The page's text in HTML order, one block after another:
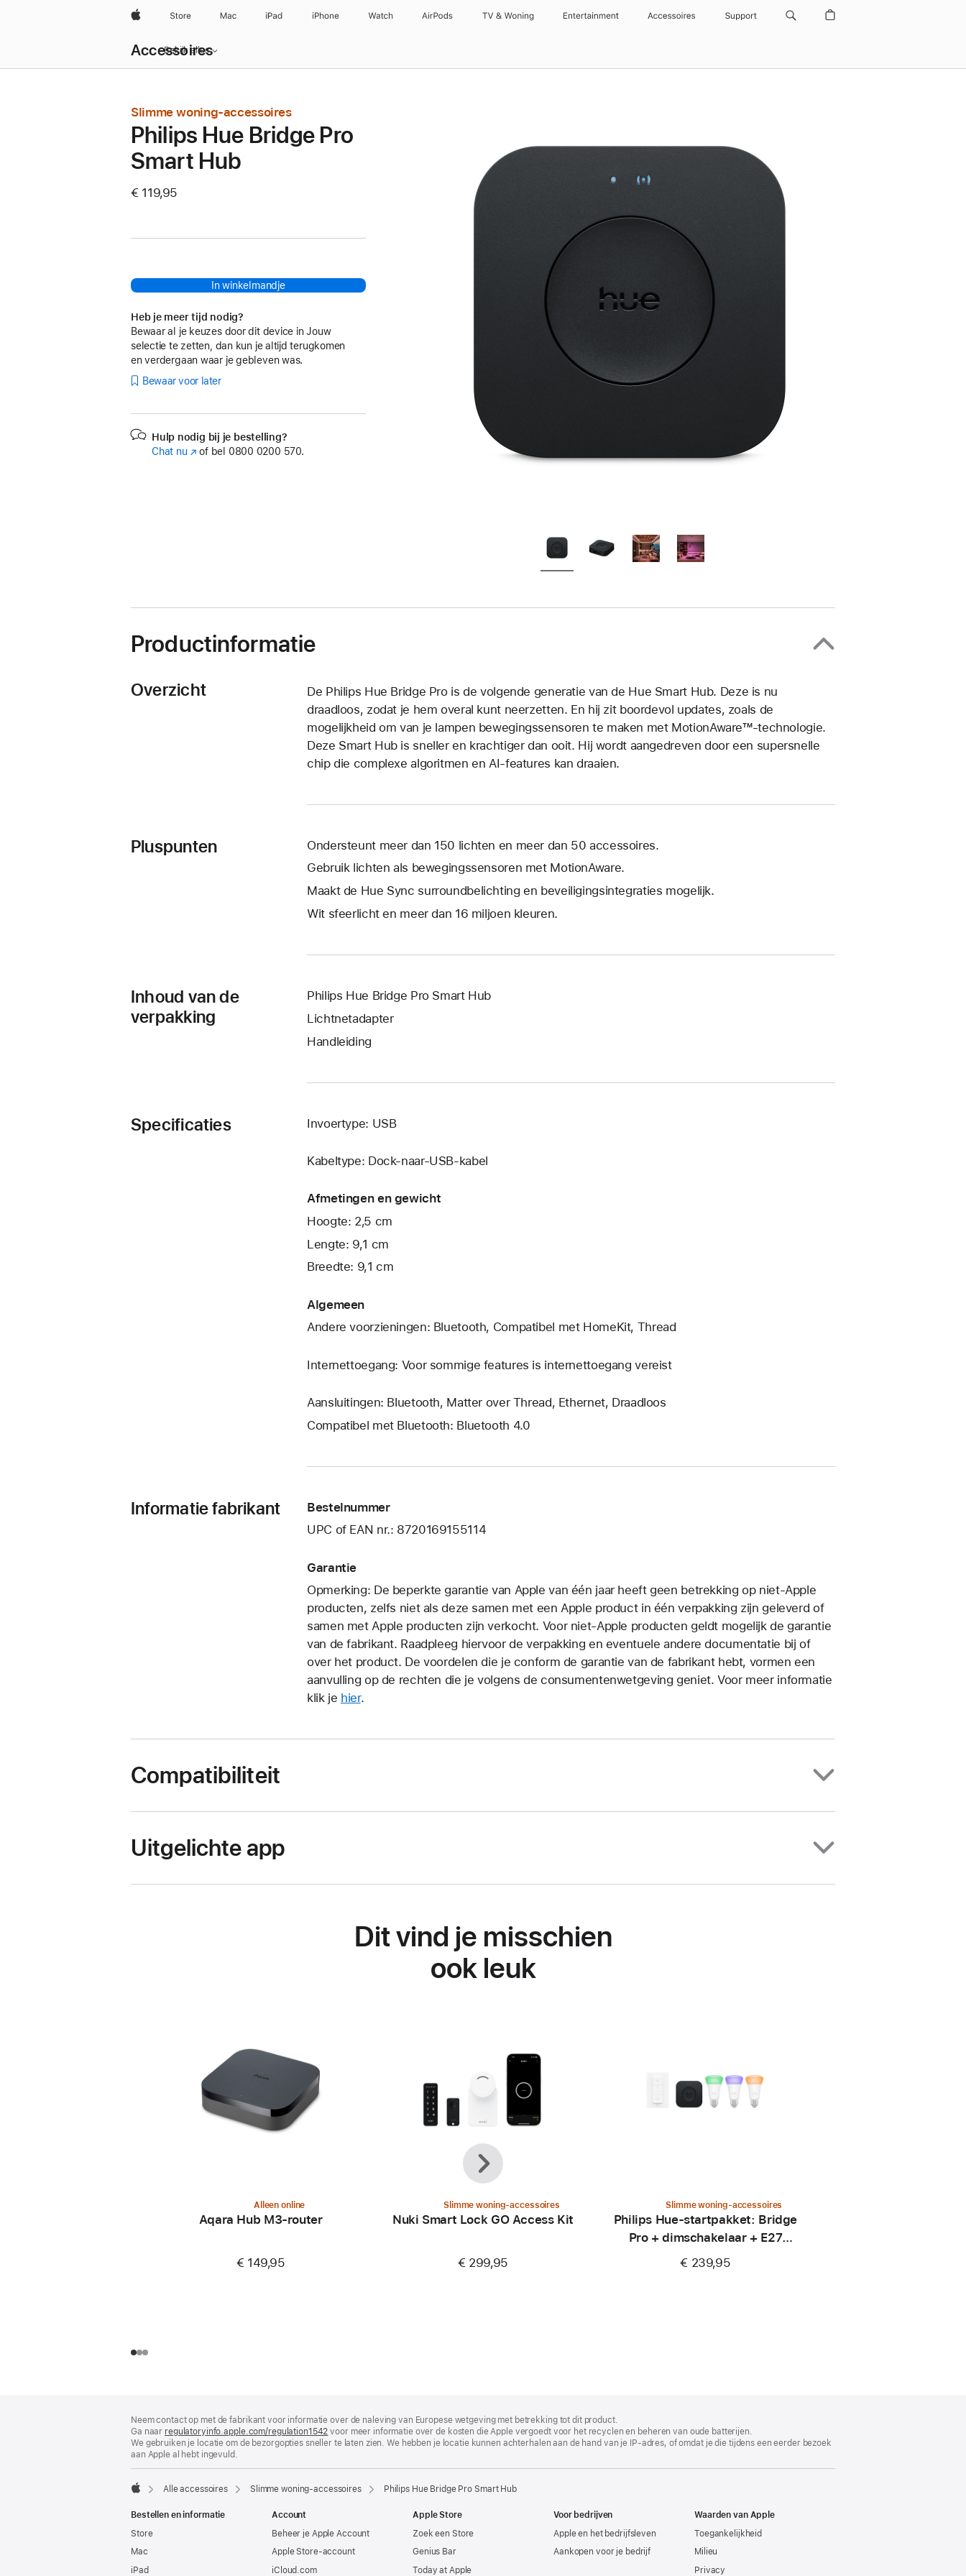
AppleStore Mac iPad iPhone Watch AirPods TV & Woning Entertainment Accessoires Support
Accessoires
Menu
Bekijk alles
Slimme woning-accessoires
Philips Hue Bridge Pro
Smart Hub
€ 119,95
In winkelmandje
Heb je meer tijd nodig?
Bewaar al je keuzes door dit device in Jouw
selectie te zetten, dan kun je altijd terugkomen
en verdergaan waar je gebleven was.
Bewaar voor later
Hulp nodig bij je bestelling?
Chat nu (Wordt
of bel 0800 0200 570.
Productinformatie
Overzicht
De Philips Hue Bridge Pro is de volgende generatie van de Hue Smart Hub. Deze is nu
draadloos, zodat je hem overal kunt neerzetten. En hij zit boordevol updates, zoals de
mogelijkheid om van je lampen bewegingssensoren te maken met MotionAware™-technologie.
Deze Smart Hub is sneller en krachtiger dan ooit. Hij wordt aangedreven door een supersnelle
chip die complexe algoritmen en AI-features kan draaien.
Pluspunten
Ondersteunt meer dan 150 lichten en meer dan 50 accessoires.
Gebruik lichten als bewegingssensoren met MotionAware.
Maakt de Hue Sync surroundbelichting en beveiligingsintegraties mogelijk.
Wit sfeerlicht en meer dan 16 miljoen kleuren.
Inhoud van de
verpakking
Philips Hue Bridge Pro Smart Hub
Lichtnetadapter
Handleiding
Specificaties Invoertype: USB
Kabeltype: Dock-naar-USB-kabel
Afmetingen en gewicht
Hoogte: 2,5 cm
Lengte: 9,1 cm
Breedte: 9,1 cm
Algemeen
Andere voorzieningen: Bluetooth, Compatibel met HomeKit, Thread
Internettoegang: Voor sommige features is internettoegang vereist
Aansluitingen: Bluetooth, Matter over Thread, Ethernet, Draadloos
Compatibel met Bluetooth: Bluetooth 4.0
Informatie fabrikant
Bestelnummer
UPC of EAN nr.: 8720169155114
Garantie
Opmerking: De beperkte garantie van Apple van één jaar heeft geen betrekking op niet-Apple
producten, zelfs niet als deze samen met een Apple product in één verpakking zijn geleverd of
samen met Apple producten zijn verkocht. Voor niet-Apple producten geldt mogelijk de garantie
van de fabrikant. Raadpleeg hiervoor de verpakking en eventuele andere documentatie bij of
over het product. De voordelen die je conform de garantie van de fabrikant hebt, vormen een
aanvulling op de rechten die je volgens de consumentenwetgeving geniet. Voor meer informatie
klik je hier.
Compatibiliteit
Uitgelichte app
Dit vind je misschien
ook leuk
Alleen online
Aqara Hub M3-router
€ 149,95
Slimme woning-accessoires
Nuki Smart Lock GO Access Kit
€ 299,95
Slimme woning-accessoires
Philips Hue-startpakket: Bridge
Pro + dimschakelaar + E27
slimme lampen (3 stuks)
€ 239,95
Vorige
Volgende
Neem contact op met de fabrikant voor informatie over de naleving van Europese wetgeving met betrekking tot dit product.
Ga naar regulatoryinfo.apple.com/regulation1542 (wordt
in
venster
voor meer informatie over de kosten die Apple vergoedt voor het recyclen en beheren van oude batterijen.
We gebruiken je locatie om de bezorgopties sneller te laten zien. We hebben je locatie kunnen achterhalen aan de hand van je IP-adres, of omdat je die tijdens een eerder bezoek
aan Apple al hebt ingevuld.
Alle accessoires Slimme woning-accessoires Philips Hue Bridge Pro Smart Hub
Bestellen en informatie
Store
Mac
iPad
Account
Beheer je Apple Account
Apple Store-account
iCloud.com
Apple Store
Zoek een Store
Genius Bar
Today at Apple
Voor bedrijven
Apple en het bedrijfsleven
Aankopen voor je bedrijf
Waarden van Apple
Toegankelijkheid
Milieu
Privacy